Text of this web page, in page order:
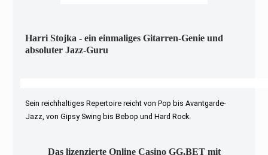
Harri Stojka - ein einmaliges Gitarren-Genie und
absoluter Jazz-Guru
Sein reichhaltiges Repertoire reicht von Pop bis Avantgarde-
Jazz, von Gipsy Swing bis Bebop und Hard Rock.
Das lizenzierte Online Casino GG.BET mit